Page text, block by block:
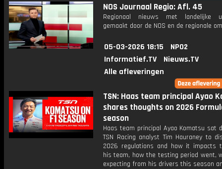
NOS Journaal Regio: Afl. 45
Regionaal nieuws met landelijke
gemaakt door de NOS en de regionale
05-03-2026 18:15
NPO2
Informatief.TV
Nieuws.TV
Alle afleveringen
TSN: Haas team principal Ayao
shares thoughts on 2026
season
Haas team principal Ayao Komatsu sat
TSN Racing analyst Tim Hauraney to
2026 regulations and how it impacts
his team, how the testing period went,
expecting from his drivers this season